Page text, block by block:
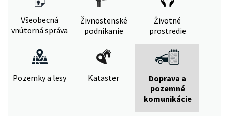
Všeobecná
vnútorná správa
Živnostenské
podnikanie
Životné
prostredie
Pozemky a lesy Kataster
Doprava a
pozemné
komunikácie